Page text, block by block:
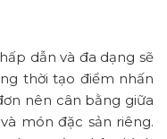
hấp dẫn và đa dạng sẽ
thời tạo điểm nhấn
nên cân bằng giữa
món đặc sản riêng.